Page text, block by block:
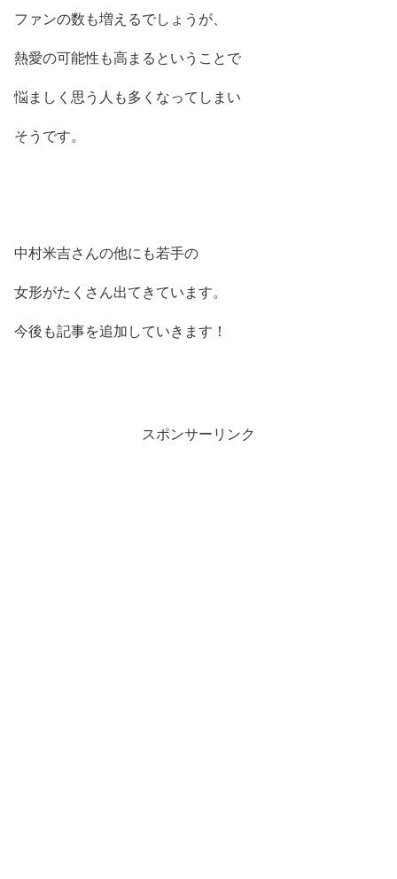
ファンの数も増えるでしょうが、
熱愛の可能性も高まるということで
悩ましく思う人も多くなってしまい
そうです。
中村米吉さんの他にも若手の
女形がたくさん出てきています。
今後も記事を追加していきます！
スポンサーリンク